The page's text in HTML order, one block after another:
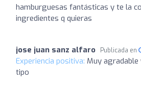
hamburguesas fantásticas y te la
ingredientes q quieras
jose juan sanz alfaro Publicada en
Experiencia positiva: Muy
tipo